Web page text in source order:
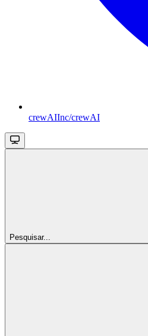
crewAIInc/crewAI
Pesquisar...